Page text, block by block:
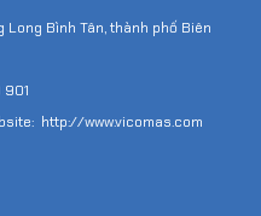
Long Bình Tân, thành phố Biên
http://www.vicomas.com